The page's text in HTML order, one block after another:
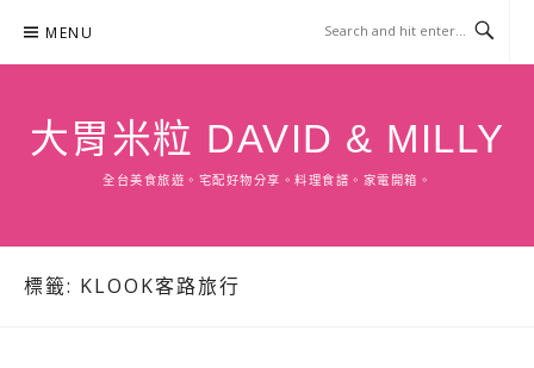
content
MENU
大胃米粒 DAVID & MILLY
全台美食旅遊。宅配好物分享。料理食譜。家電開箱。
標籤: KLOOK客路旅行